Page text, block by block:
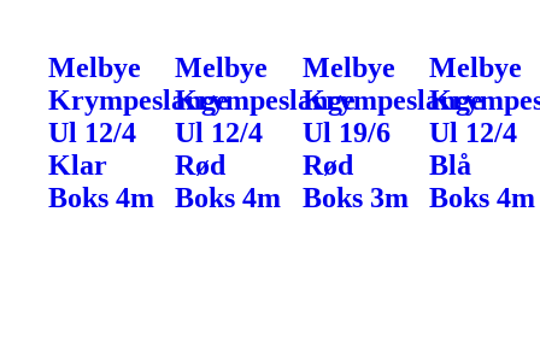
Melbye
Krympeslange
Ul 12/4
Klar
Boks 4m
Melbye
Krympeslange
Ul 12/4
Rød
Boks 4m
Melbye
Krympeslange
Ul 19/6
Rød
Boks 3m
Melbye
Ul 12/4
Blå
Boks 4m